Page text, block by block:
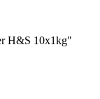
H&S 10x1kg"